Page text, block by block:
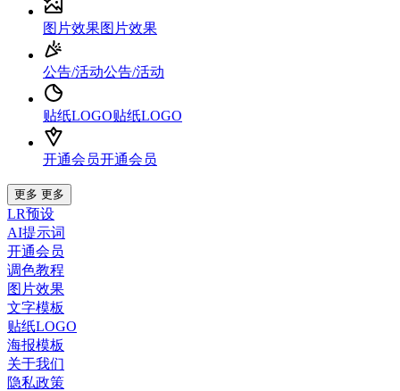
图片效果图片效果
公告/活动公告/活动
贴纸LOGO贴纸LOGO
开通会员开通会员
更多 更多
LR预设
AI提示词
开通会员
调色教程
图片效果
文字模板
贴纸LOGO
海报模板
关于我们
隐私政策